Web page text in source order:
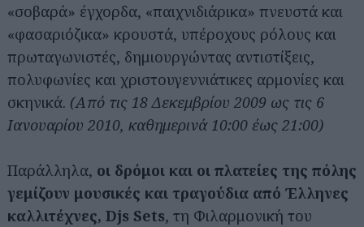
«σοβαρά» έγχορδα, «παιχνιδιάρικα» πνευστά και
«φασαριόζικα» κρουστά, υπέροχους ρόλους και
πρωταγωνιστές, δημιουργώντας αντιστίξεις,
πολυφωνίες και χριστουγεννιάτικες αρμονίες και
σκηνικά. (Από τις 18 Δεκεμβρίου 2009 ως τις 6
Ιανουαρίου 2010, καθημερινά 10:00 έως 21:00)
Παράλληλα, οι δρόμοι και οι πλατείες της πόλης
γεμίζουν μουσικές και τραγούδια από Έλληνες
καλλιτέχνες, Djs Sets, τη Φιλαρμονική του